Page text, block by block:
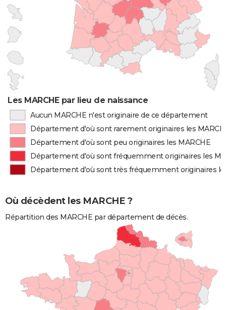
Les MARCHE par lieu de naissance
Aucun MARCHE n'est originaire de ce département
Département d'où sont rarement originaires les
Département d'où sont peu originaires les MARCHE
Département d'où sont fréquemment originaires les
Département d'où sont très fréquemment originaires
Où décèdent les MARCHE ?
Répartition des MARCHE par département de décès.